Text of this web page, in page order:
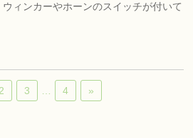
ィンカーやホーンのスイッチが付いて
2 3 4 »